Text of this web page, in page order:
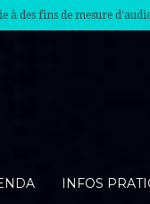
à des fins de mesure
INFOS